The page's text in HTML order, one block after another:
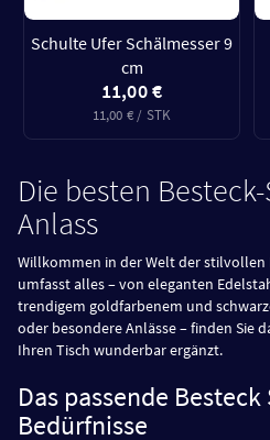
Schulte Ufer Schälmesser 9
cm
11,00 €
11,00 € / STK
Die besten
Anlass
Willkommen in der Welt der stilvollen
umfasst alles – von eleganten
trendigem goldfarbenem und
oder besondere Anlässe – finden Sie
Ihren Tisch wunderbar ergänzt.
Das passende
Bedürfnisse